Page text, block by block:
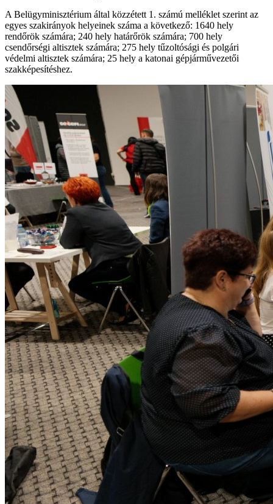
A Belügyminisztérium által közzétett 1. számú melléklet szerint az
egyes szakirányok helyeinek száma a következő: 1640 hely
rendőrök számára; 240 hely határőrök számára; 700 hely
csendőrségi altisztek számára; 275 hely tűzoltósági és polgári
védelmi altisztek számára; 25 hely a katonai gépjárművezetői
szakképesítéshez.